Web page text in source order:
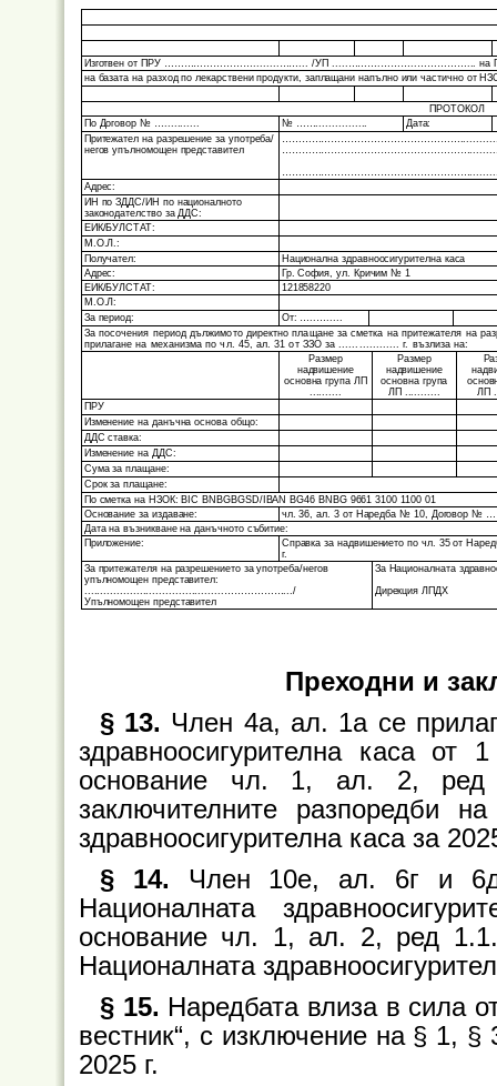
Изготвен от ПРУ ………………………........……... /УП .....……….………..……………...
на базата на разход по лекарствени продукти, заплащани напълно или частично от
ПРОТОКОЛ
По Договор № …...........
№ ……................
Дата:
Притежател на разрешение за употреба/
негов упълномощен представител
Адрес:
ИН по ЗДДС/ИН по националното
законодателство за ДДС:
ЕИК/БУЛСТАТ:
М.О.Л.:
Получател:
Национална здравноосигурителна каса
Адрес:
Гр. София, ул. Кричим № 1
ЕИК/БУЛСТАТ:
121858220
М.О.Л:
За период:
От: …..….....
За посочения период дължимото директно плащане за сметка на притежателя на
прилагане на механизма по чл. 45, ал. 31 от ЗЗО за .................. г. възлиза на:
Размер
надвишение
основна група ЛП
..........
Размер
надвишение
основна група
ЛП ...........
ЛП
ПРУ
Изменение на данъчна основа общо:
ДДС ставка:
Изменение на ДДС:
Сума за плащане:
Срок за плащане:
По сметка на НЗОК: BIC BNBGBGSD/IBAN BG46 BNBG 9661 3100 1100 01
Основание за издаване:
чл. 36, ал. 3 от Наредба № 10,
Дата на възникване на данъчното събитие:
Приложение:
Справка за надвишението по чл. 35 от
г.
За притежателя на разрешението за употреба/негов
упълномощен представител:
...........................................……………….../
Упълномощен представител
За Националната
Дирекция ЛПДХ
Преходни и
§ 13. Член 4а, ал. 1а се
здравноосигурителна каса от
основание чл. 1, ал. 2,
заключителните разпоредби
здравноосигурителна каса за
§ 14. Член 10е, ал. 6г и 6д
Националната
основание чл. 1, ал. 2, ред
Националната
§ 15. Наредбата влиза в сила
вестник“, с изключение на § 1,
2025 г.